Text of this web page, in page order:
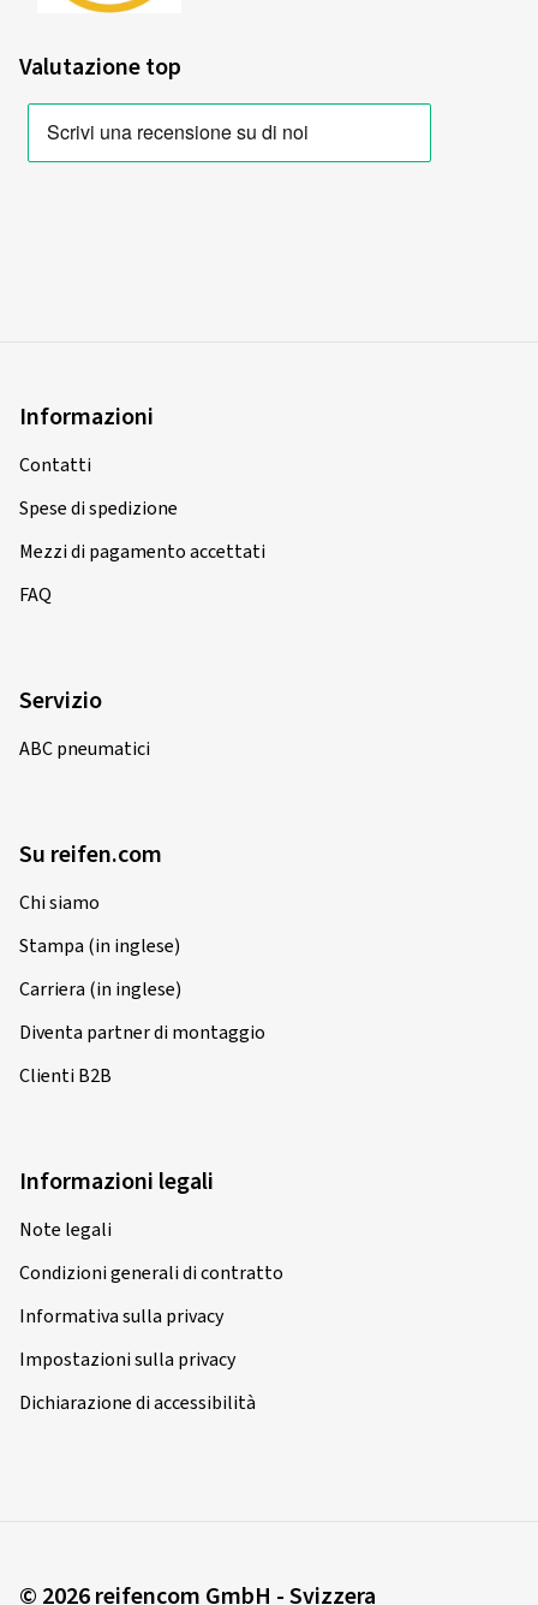
Valutazione top
Informazioni
Contatti
Spese di spedizione
Mezzi di pagamento accettati
FAQ
Servizio
ABC pneumatici
Su reifen.com
Chi siamo
Stampa (in inglese)
Carriera (in inglese)
Diventa partner di montaggio
Clienti B2B
Informazioni legali
Note legali
Condizioni generali di contratto
Informativa sulla privacy
Impostazioni sulla privacy
Dichiarazione di accessibilità
© 2026 reifencom GmbH - Svizzera